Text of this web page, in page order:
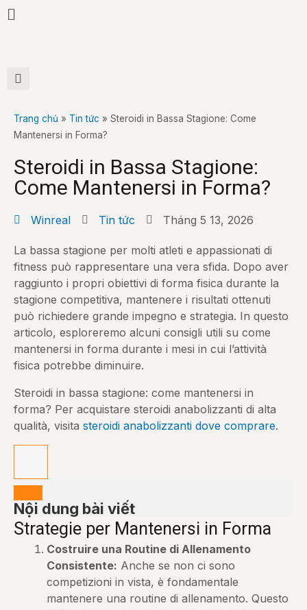
Trang chủ » Tin tức » Steroidi in Bassa Stagione: Come
Mantenersi in Forma?
Steroidi in Bassa Stagione:
Come Mantenersi in Forma?
Winreal Tin tức Tháng 5 13, 2026
La bassa stagione per molti atleti e appassionati di
fitness può rappresentare una vera sfida. Dopo aver
raggiunto i propri obiettivi di forma fisica durante la
stagione competitiva, mantenere i risultati ottenuti
può richiedere grande impegno e strategia. In questo
articolo, esploreremo alcuni consigli utili su come
mantenersi in forma durante i mesi in cui l’attività
fisica potrebbe diminuire.
Steroidi in bassa stagione: come mantenersi in
forma? Per acquistare steroidi anabolizzanti di alta
qualità, visita steroidi anabolizzanti dove comprare.
Nội dung bài viết
Strategie per Mantenersi in Forma
Costruire una Routine di Allenamento
Consistente: Anche se non ci sono
competizioni in vista, è fondamentale
mantenere una routine di allenamento. Questo